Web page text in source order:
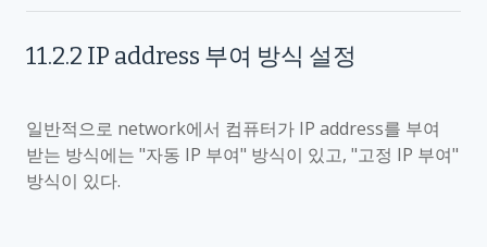
11.2.2 IP address 부여 방식 설정
일반적으로 network에서 컴퓨터가 IP address를 부여
받는 방식에는 "자동 IP 부여" 방식이 있고, "고정 IP 부여"
방식이 있다.